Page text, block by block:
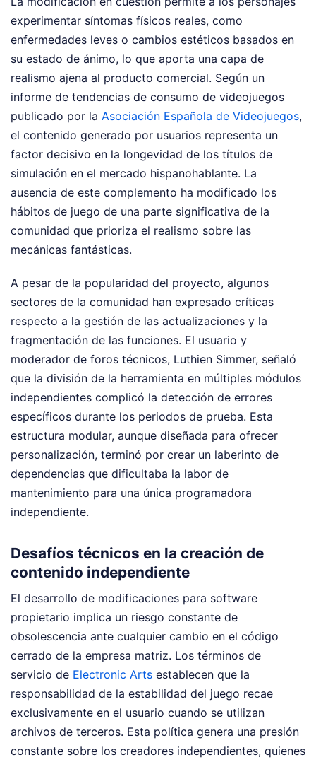
experimentar síntomas físicos reales, como
enfermedades leves o cambios estéticos basados en
su estado de ánimo, lo que aporta una capa de
realismo ajena al producto comercial. Según un
informe de tendencias de consumo de videojuegos
publicado por la Asociación Española de Videojuegos,
el contenido generado por usuarios representa un
factor decisivo en la longevidad de los títulos de
simulación en el mercado hispanohablante. La
ausencia de este complemento ha modificado los
hábitos de juego de una parte significativa de la
comunidad que prioriza el realismo sobre las
mecánicas fantásticas.
A pesar de la popularidad del proyecto, algunos
sectores de la comunidad han expresado críticas
respecto a la gestión de las actualizaciones y la
fragmentación de las funciones. El usuario y
moderador de foros técnicos, Luthien Simmer, señaló
que la división de la herramienta en múltiples módulos
independientes complicó la detección de errores
específicos durante los periodos de prueba. Esta
estructura modular, aunque diseñada para ofrecer
personalización, terminó por crear un laberinto de
dependencias que dificultaba la labor de
mantenimiento para una única programadora
independiente.
Desafíos técnicos en la creación de
contenido independiente
El desarrollo de modificaciones para software
propietario implica un riesgo constante de
obsolescencia ante cualquier cambio en el código
cerrado de la empresa matriz. Los términos de
servicio de Electronic Arts establecen que la
responsabilidad de la estabilidad del juego recae
exclusivamente en el usuario cuando se utilizan
archivos de terceros. Esta política genera una presión
constante sobre los creadores independientes, quienes